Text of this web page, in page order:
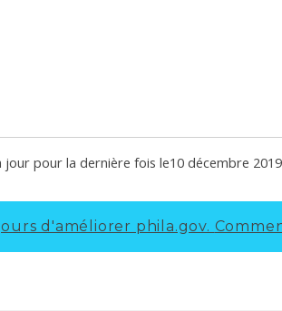
jour pour la dernière fois le10 décembre 2019
d'améliorer phila.gov.